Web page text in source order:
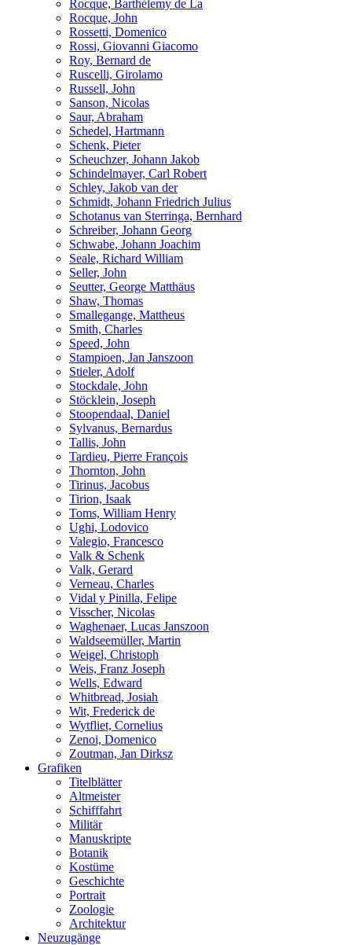
Rocque, Barthélemy de La
Rocque, John
Rossetti, Domenico
Rossi, Giovanni Giacomo
Roy, Bernard de
Ruscelli, Girolamo
Russell, John
Sanson, Nicolas
Saur, Abraham
Schedel, Hartmann
Schenk, Pieter
Scheuchzer, Johann Jakob
Schindelmayer, Carl Robert
Schley, Jakob van der
Schmidt, Johann Friedrich Julius
Schotanus van Sterringa, Bernhard
Schreiber, Johann Georg
Schwabe, Johann Joachim
Seale, Richard William
Seller, John
Seutter, George Matthäus
Shaw, Thomas
Smallegange, Mattheus
Smith, Charles
Speed, John
Stampioen, Jan Janszoon
Stieler, Adolf
Stockdale, John
Stöcklein, Joseph
Stoopendaal, Daniel
Sylvanus, Bernardus
Tallis, John
Tardieu, Pierre François
Thornton, John
Tirinus, Jacobus
Tirion, Isaak
Toms, William Henry
Ughi, Lodovico
Valegio, Francesco
Valk & Schenk
Valk, Gerard
Verneau, Charles
Vidal y Pinilla, Felipe
Visscher, Nicolas
Waghenaer, Lucas Janszoon
Waldseemüller, Martin
Weigel, Christoph
Weis, Franz Joseph
Wells, Edward
Whitbread, Josiah
Wit, Frederick de
Wytfliet, Cornelius
Zenoi, Domenico
Zoutman, Jan Dirksz
Grafiken
Titelblätter
Altmeister
Schifffahrt
Militär
Manuskripte
Botanik
Kostüme
Geschichte
Portrait
Zoologie
Architektur
Neuzugänge